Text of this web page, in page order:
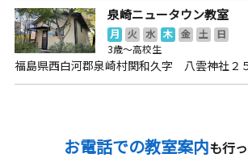
泉崎ニュータウン教室
月 火 水 木 金 土
日
3歳～高校生
福島県西白河郡泉崎村関和久字 八雲神社２
お電話での教室案内も行